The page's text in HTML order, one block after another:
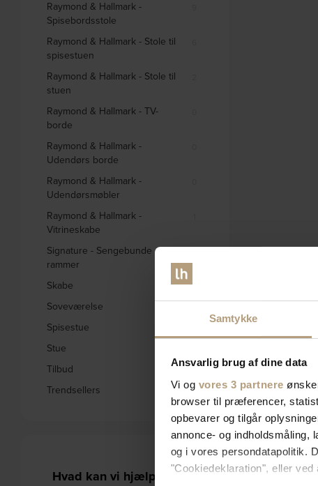
Samtykke
Ansvarlig brug af dine data
Vi og vores 3 partnere
browser til præferencer,
opbevarer og tilgår
annonce- og indholdsmåling,
og i vores persondatapolitik.
"Cookiedeklaration", eller
Raymond & Hallmark -
Spisebordsstole
Raymond & Hallmark - Stole til
spisestuen
Raymond & Hallmark - Stole til
stuen
Raymond & Hallmark - TV-
borde
Raymond & Hallmark -
Udendørs borde
Raymond & Hallmark -
Udendørsmøbler
Raymond & Hallmark -
Vitrineskabe
Signature - Sengebunde og
rammer
Skabe 332
Soveværelse
Spisestue
Stue
Tilbud 1842
Trendsellers 571
Hvad kan vi hjælpe med?